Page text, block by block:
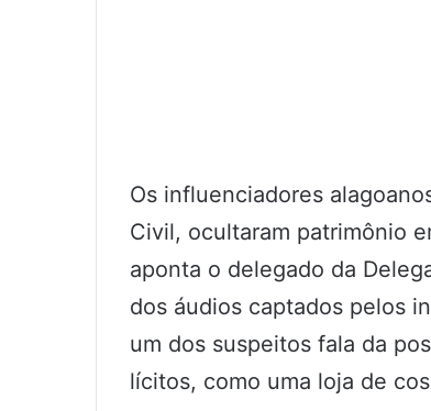
Os influenciadores
Civil, ocultaram patrimônio
aponta o delegado da
dos áudios captados pelos
um dos suspeitos fala da
lícitos, como uma loja de